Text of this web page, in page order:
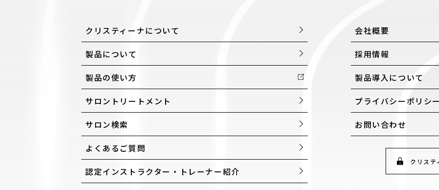
クリスティーナについて
製品について
製品の使い方
サロントリートメント
サロン検索
よくあるご質問
認定インストラクター・トレーナー紹介
会社概要
採用情報
製品導入について
プライバシーポリシー
お問い合わせ
クリステ